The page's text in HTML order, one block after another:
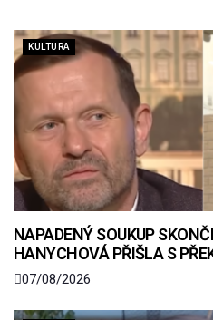
KULTURA
NAPADENÝ SOUKUP
HANYCHOVÁ PŘIŠLA S
07/08/2026